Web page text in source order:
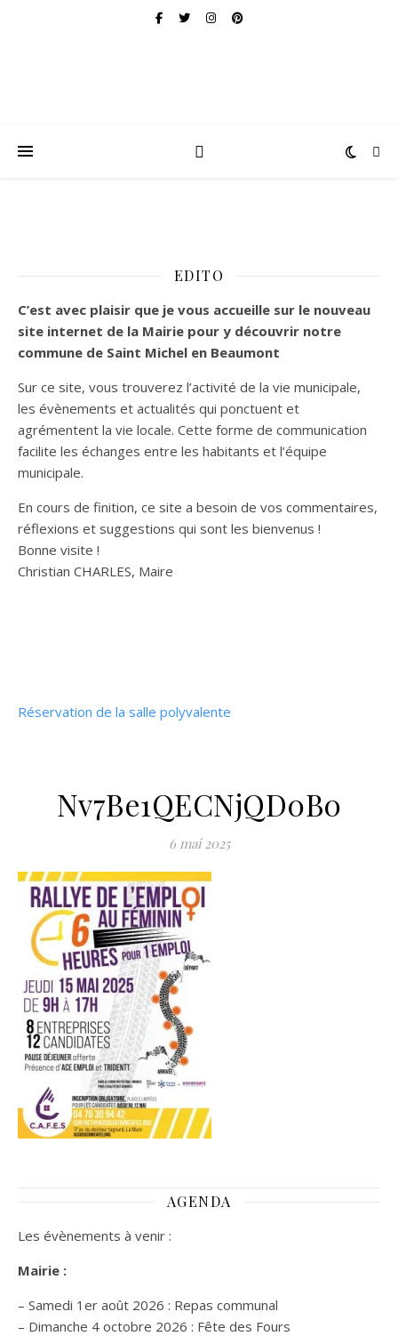
EDITO
C’est avec plaisir que je vous accueille sur le nouveau
site internet de la Mairie pour y découvrir notre
commune de Saint Michel en Beaumont
Sur ce site, vous trouverez l’activité de la vie municipale,
les évènements et actualités qui ponctuent et
agrémentent la vie locale. Cette forme de communication
facilite les échanges entre les habitants et l’équipe
municipale.
En cours de finition, ce site a besoin de vos commentaires,
réflexions et suggestions qui sont les bienvenus !
Bonne visite !
Christian CHARLES, Maire
Réservation de la salle polyvalente
Nv7Be1QECNjQD0B0
6 mai 2025
AGENDA
Les évènements à venir :
Mairie :
– Samedi 1er août 2026 : Repas communal
– Dimanche 4 octobre 2026 : Fête des Fours